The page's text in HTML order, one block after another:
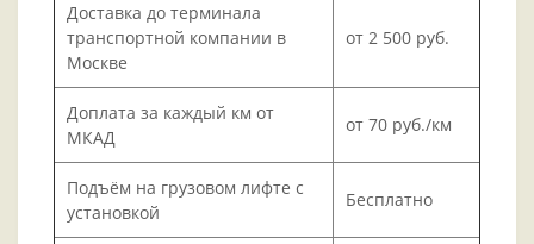
Доставка до терминала
транспортной компании в
Москве
от 2 500 руб.
Доплата за каждый км от
МКАД
от 70 руб./км
Подъём на грузовом лифте с
установкой
Бесплатно